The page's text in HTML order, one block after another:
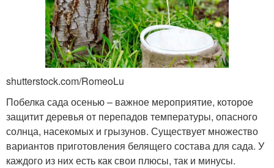
shutterstock.com/RomeoLu
Побелка сада осенью – важное мероприятие, которое
защитит деревья от перепадов температуры, опасного
солнца, насекомых и грызунов. Существует множество
вариантов приготовления белящего состава для сада. У
каждого из них есть как свои плюсы, так и минусы.